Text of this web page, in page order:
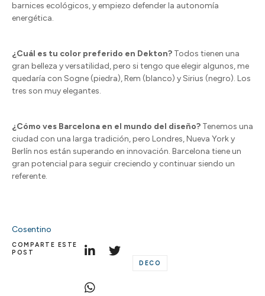
barnices ecológicos, y empiezo defender la autonomía
energética.
¿Cuál es tu color preferido en Dekton? Todos tienen una
gran belleza y versatilidad, pero si tengo que elegir algunos, me
quedaría con Sogne (piedra), Rem (blanco) y Sirius (negro). Los
tres son muy elegantes.
¿Cómo ves Barcelona en el mundo del diseño? Tenemos una
ciudad con una larga tradición, pero Londres, Nueva York y
Berlín nos están superando en innovación. Barcelona tiene un
gran potencial para seguir creciendo y continuar siendo un
referente.
Cosentino
COMPARTE ESTE
POST
DECO